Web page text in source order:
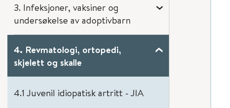
3. Infeksjoner, vaksiner og
undersøkelse av adoptivbarn
4. Revmatologi, ortopedi,
skjelett og skalle
4.1 Juvenil idiopatisk artritt - JIA